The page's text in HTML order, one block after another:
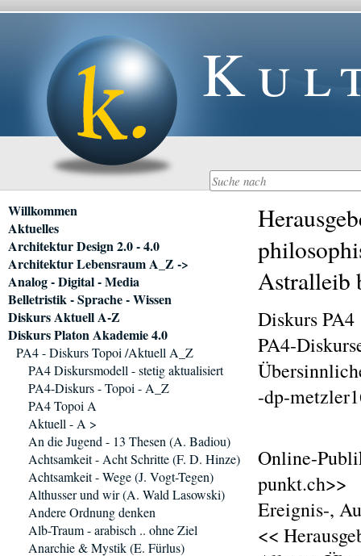
Astralleib
Diskurs
PA4-
-dp-
Online-
punkt.ch>>
Ereignis-,
<<
Navigation
überspringen
Willkommen
Aktuelles
Architektur Design 2.0 - 4.0
Architektur Lebensraum A_Z ->
Analog - Digital - Media
Belletristik - Sprache - Wissen
Diskurs Aktuell A-Z
Diskurs Platon Akademie 4.0
PA4 - Diskurs Topoi /Aktuell A_Z
PA4 Diskursmodell - stetig aktualisiert
PA4-Diskurs - Topoi - A_Z
PA4 Topoi A
Aktuell - A >
An die Jugend - 13 Thesen (A. Badiou)
Achtsamkeit - Acht Schritte (F. D. Hinze)
Achtsamkeit - Wege (J. Vogt-Tegen)
Althusser und wir (A. Wald Lasowski)
Andere Ordnung denken
Alb-Traum - arabisch .. ohne Ziel
Anarchie & Mystik (E. Fürlus)